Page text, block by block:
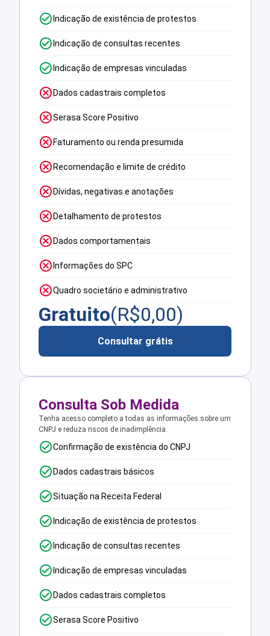
Indicação de existência de protestos
Indicação de consultas recentes
Indicação de empresas vinculadas
Dados cadastrais completos
Serasa Score Positivo
Faturamento ou renda presumida
Recomendação e limite de crédito
Dívidas, negativas e anotações
Detalhamento de protestos
Dados comportamentais
Informações do SPC
Quadro societário e administrativo
Gratuito(R$0,00)
Consultar grátis
Consulta Sob Medida
Tenha acesso completo a todas as informações sobre um
CNPJ e reduza riscos de inadimplência.
Confirmação de existência do CNPJ
Dados cadastrais básicos
Situação na Receita Federal
Indicação de existência de protestos
Indicação de consultas recentes
Indicação de empresas vinculadas
Dados cadastrais completos
Serasa Score Positivo